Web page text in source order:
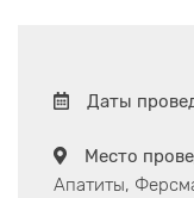
Даты
Место
Апатиты,